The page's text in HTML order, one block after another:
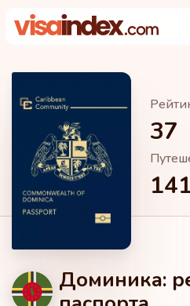
37
Доминика: